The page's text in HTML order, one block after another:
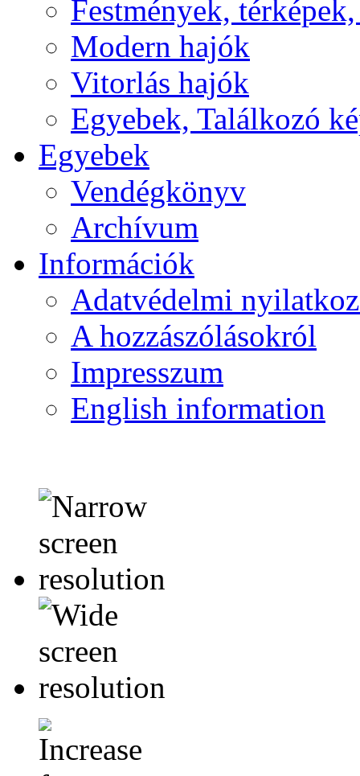
Festmények,
Modern hajók
Vitorlás hajók
Egyebek, Találkozó
Egyebek
Vendégkönyv
Archívum
Információk
Adatvédelmi
A hozzászólásokról
Impresszum
English information